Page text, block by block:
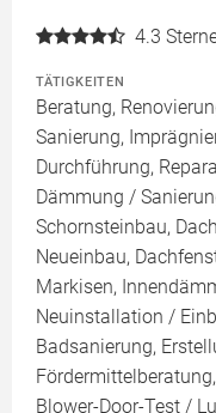
4.3
TÄTIGKEITEN
Beratung,
Sanierung,
Durchführung,
Dämmung /
Schornsteinbau,
Neueinbau,
Markisen,
Neuinstallation /
Badsanierung,
Blower-Door-Test /